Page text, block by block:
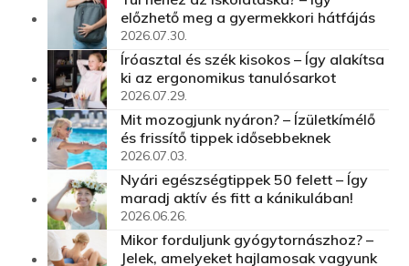
előzhető meg a gyermekkori hátfájás
2026.07.30.
Íróasztal és szék kisokos – Így alakítsa
ki az ergonomikus tanulósarkot
2026.07.29.
Mit mozogjunk nyáron? – Ízületkímélő
és frissítő tippek idősebbeknek
2026.07.03.
Nyári egészségtippek 50 felett – Így
maradj aktív és fitt a kánikulában!
2026.06.26.
Mikor forduljunk gyógytornászhoz? –
Jelek, amelyeket hajlamosak vagyunk